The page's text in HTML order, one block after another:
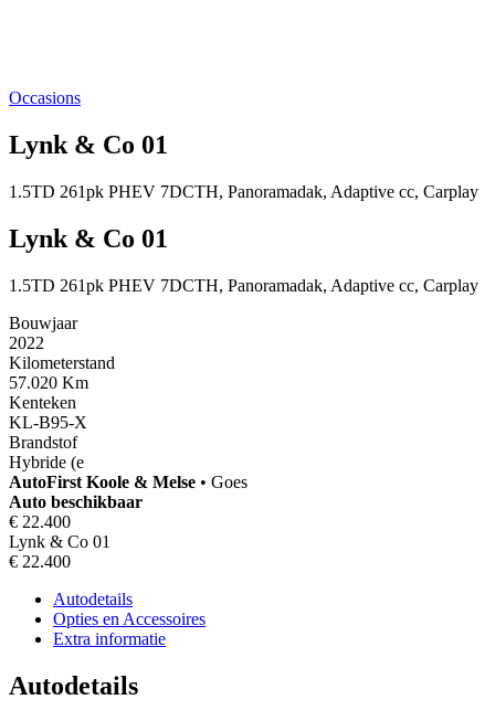
Occasions
Lynk & Co 01
1.5TD 261pk PHEV 7DCTH, Panoramadak, Adaptive cc, Carplay
Lynk & Co 01
1.5TD 261pk PHEV 7DCTH, Panoramadak, Adaptive cc, Carplay
Bouwjaar
2022
Kilometerstand
57.020 Km
Kenteken
KL-B95-X
Brandstof
Hybride (e
AutoFirst Koole & Melse • Goes
Auto beschikbaar
€ 22.400
Lynk & Co 01
€ 22.400
Autodetails
Opties en Accessoires
Extra informatie
Autodetails